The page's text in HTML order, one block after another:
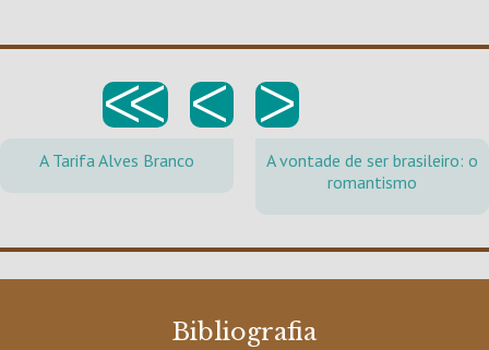
<< < >
A Tarifa Alves Branco
A vontade de ser brasileiro: o
romantismo
Bibliografia